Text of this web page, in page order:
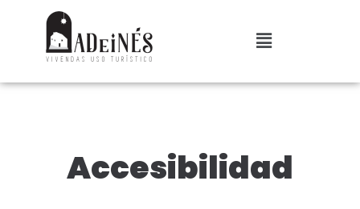
Accesibilidad